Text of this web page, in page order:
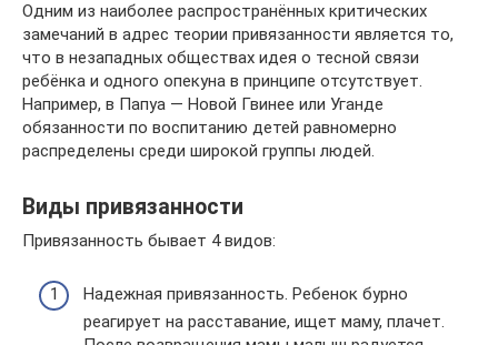
Одним из наиболее распространённых критических
замечаний в адрес теории привязанности является то,
что в незападных обществах идея о тесной связи
ребёнка и одного опекуна в принципе отсутствует.
Например, в Папуа — Новой Гвинее или Уганде
обязанности по воспитанию детей равномерно
распределены среди широкой группы людей.
Виды привязанности
Привязанность бывает 4 видов:
Надежная привязанность. Ребенок бурно
реагирует на расставание, ищет маму, плачет.